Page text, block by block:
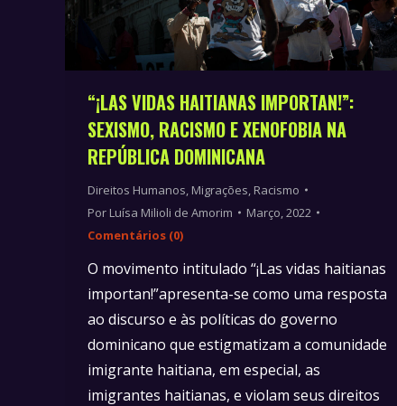
“¡LAS VIDAS HAITIANAS IMPORTAN!”:
SEXISMO, RACISMO E XENOFOBIA NA
REPÚBLICA DOMINICANA
Direitos Humanos Migrações Racismo
Por Luísa Milioli de Amorim
Março, 2022
Comentários (0)
O movimento intitulado “¡Las vidas haitianas
importan!”apresenta-se como uma resposta
ao discurso e às políticas do governo
dominicano que estigmatizam a comunidade
imigrante haitiana, em especial, as
imigrantes haitianas, e violam seus direitos